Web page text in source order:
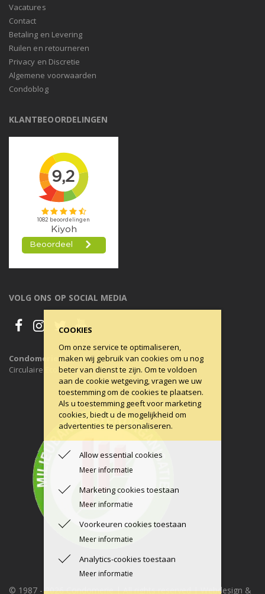
Vacatures
Contact
Betaling en Levering
Ruilen en retourneren
Privacy en Discretie
Algemene voorwaarden
Condoblog
KLANTBEOORDELINGEN
VOLG ONS OP SOCIAL MEDIA
Condomerie is 100% CO2-neutraal, al sinds 2011
Circulaire Economie ons uitgangspunt.
© 1987 -2026 Condomerie | All rights reserved | Webdesign &
COOKIES
Om onze service te optimaliseren,
maken wij gebruik van cookies om u nog
beter van dienst te zijn. Om te voldoen
aan de cookie wetgeving, vragen we uw
toestemming om de cookies te plaatsen.
Als u toestemming geeft voor marketing
cookies, biedt u de mogelijkheid om
advertenties te personaliseren.
Allow essential cookies
Meer informatie
Marketing cookies toestaan
Meer informatie
Voorkeuren cookies toestaan
Meer informatie
Analytics-cookies toestaan
Meer informatie